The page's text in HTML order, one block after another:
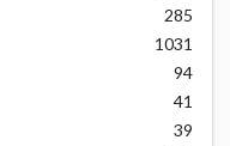
285
1031
94
41
39